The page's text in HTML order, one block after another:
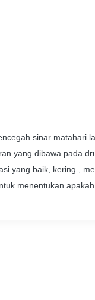
sinar matahari
yang dibawa pada
yang baik, kering ,
menentukan